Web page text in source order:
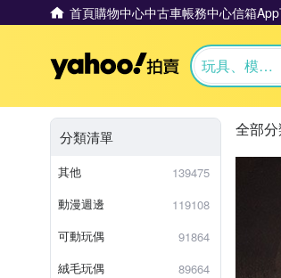
首頁購物中心中古車帳務中心信箱
Yahoo拍賣
玩具、模型
分類清單
其他
139475
動漫週邊
119108
可動玩偶
91864
絨毛玩偶
89664